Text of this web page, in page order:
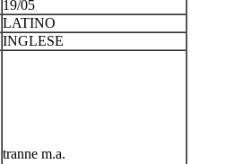
19/05
LATINO
INGLESE
tranne m.a.